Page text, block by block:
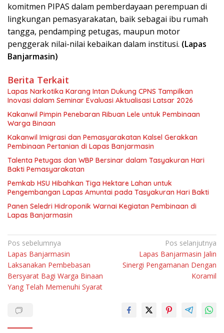
komitmen PIPAS dalam pemberdayaan perempuan di
lingkungan pemasyarakatan, baik sebagai ibu rumah
tangga, pendamping petugas, maupun motor
penggerak nilai-nilai kebaikan dalam institusi. (Lapas
Banjarmasin)
Berita Terkait
Lapas Narkotika Karang Intan Dukung CPNS Tampilkan
Inovasi dalam Seminar Evaluasi Aktualisasi Latsar 2026
Kakanwil Pimpin Penebaran Ribuan Lele untuk Pembinaan
Warga Binaan
Kakanwil Imigrasi dan Pemasyarakatan Kalsel Gerakkan
Pembinaan Pertanian di Lapas Banjarmasin
Talenta Petugas dan WBP Bersinar dalam Tasyakuran Hari
Bakti Pemasyarakatan
Pemkab HSU Hibahkan Tiga Hektare Lahan untuk
Pengembangan Lapas Amuntai pada Tasyakuran Hari Bakti
Panen Seledri Hidroponik Warnai Kegiatan Pembinaan di
Lapas Banjarmasin
Navigasi
pos
Pos sebelumnya
Lapas Banjarmasin
Laksanakan Pembebasan
Bersyarat Bagi Warga Binaan
Yang Telah Memenuhi Syarat
Pos selanjutnya
Lapas Banjarmasin Jalin
Sinergi Pengamanan Dengan
Koramil